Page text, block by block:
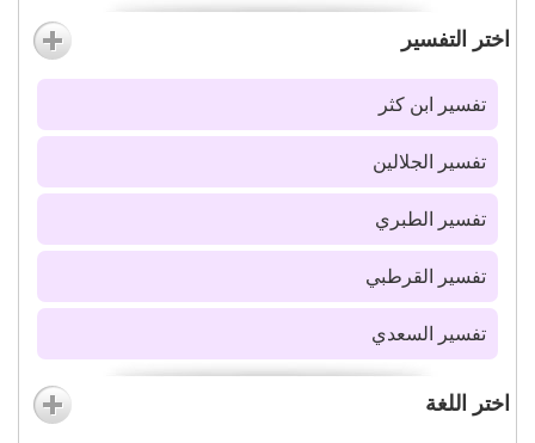
اختر التفسير
تفسير ابن كثر
تفسير الجلالين
تفسير الطبري
تفسير القرطبي
تفسير السعدي
اختر اللغة